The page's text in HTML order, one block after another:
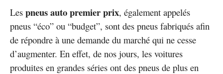
Les pneus auto premier prix, également appelés
pneus “éco” ou “budget”, sont des pneus fabriqués afin
de répondre à une demande du marché qui ne cesse
d’augmenter. En effet, de nos jours, les voitures
produites en grandes séries ont des pneus de plus en